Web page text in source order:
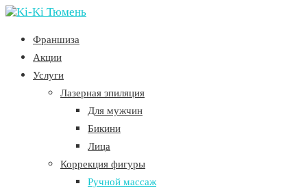
Франшиза
Акции
Услуги
Лазерная эпиляция
Для мужчин
Бикини
Лица
Коррекция фигуры
Ручной массаж